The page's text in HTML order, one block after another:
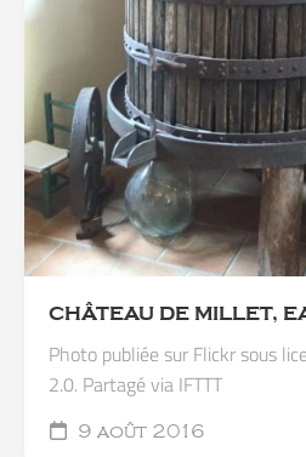
CHÂTEAU DE MILLET,
Photo publiée sur Flickr sous
2.0. Partagé via IFTTT
9 août 2016